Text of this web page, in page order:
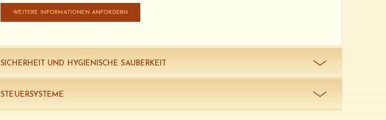
WEITERE INFORMATIONEN ANFORDERN
SICHERHEIT UND HYGIENISCHE SAUBERKEIT
Anlagen von RBS werden gemäß den Standards unseres SafeShield-
STEUERSYSTEME